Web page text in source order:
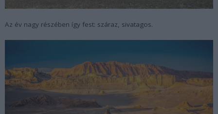
Az év nagy részében így fest: száraz, sivatagos.